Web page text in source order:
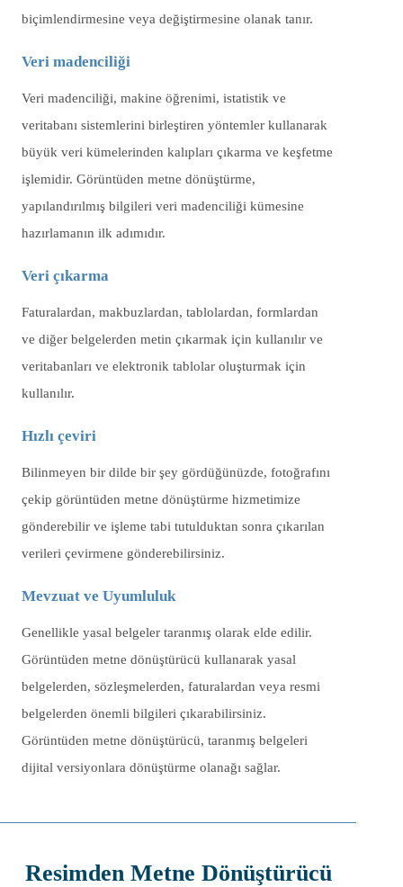
biçimlendirmesine veya değiştirmesine olanak tanır.
Veri madenciliği
Veri madenciliği, makine öğrenimi, istatistik ve
veritabanı sistemlerini birleştiren yöntemler kullanarak
büyük veri kümelerinden kalıpları çıkarma ve keşfetme
işlemidir. Görüntüden metne dönüştürme,
yapılandırılmış bilgileri veri madenciliği kümesine
hazırlamanın ilk adımıdır.
Veri çıkarma
Faturalardan, makbuzlardan, tablolardan, formlardan
ve diğer belgelerden metin çıkarmak için kullanılır ve
veritabanları ve elektronik tablolar oluşturmak için
kullanılır.
Hızlı çeviri
Bilinmeyen bir dilde bir şey gördüğünüzde, fotoğrafını
çekip görüntüden metne dönüştürme hizmetimize
gönderebilir ve işleme tabi tutulduktan sonra çıkarılan
verileri çevirmene gönderebilirsiniz.
Mevzuat ve Uyumluluk
Genellikle yasal belgeler taranmış olarak elde edilir.
Görüntüden metne dönüştürücü kullanarak yasal
belgelerden, sözleşmelerden, faturalardan veya resmi
belgelerden önemli bilgileri çıkarabilirsiniz.
Görüntüden metne dönüştürücü, taranmış belgeleri
dijital versiyonlara dönüştürme olanağı sağlar.
Resimden Metne Dönüştürücü